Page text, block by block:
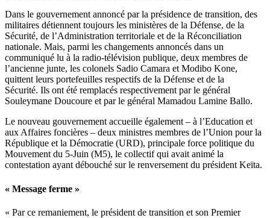
Dans le gouvernement annoncé par la présidence de transition, des
militaires détiennent toujours les ministères de la Défense, de la
Sécurité, de l’Administration territoriale et de la Réconciliation
nationale. Mais, parmi les changements annoncés dans un
communiqué lu à la radio-télévision publique, deux membres de
l’ancienne junte, les colonels Sadio Camara et Modibo Kone,
quittent leurs portefeuilles respectifs de la Défense et de la
Sécurité. Ils ont été remplacés respectivement par le général
Souleymane Doucoure et par le général Mamadou Lamine Ballo.
Le nouveau gouvernement accueille également – à l’Education et
aux Affaires foncières – deux ministres membres de l’Union pour la
République et la Démocratie (URD), principale force politique du
Mouvement du 5-Juin (M5), le collectif qui avait animé la
contestation ayant débouché sur le renversement du président Keïta.
« Message ferme »
« Par ce remaniement, le président de transition et son Premier